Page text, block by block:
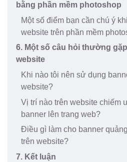
bằng phần mềm photoshop
Một số điểm bạn cần chú ý
website trên phần mềm
6. Một số câu hỏi thường
website
Khi nào tôi nên sử dụng
website?
Vị trí nào trên website chiếm
banner lên trang web?
Điều gì làm cho banner
trên website?
7. Kết luận